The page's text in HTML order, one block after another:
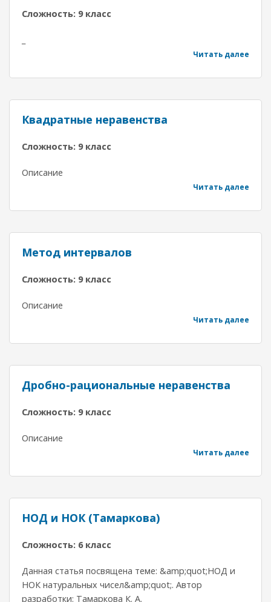
Сложность: 9 класс
Читать далее
Квадратные неравенства
Сложность: 9 класс
Описание
Читать далее
Метод интервалов
Сложность: 9 класс
Описание
Читать далее
Дробно-рациональные неравенства
Сложность: 9 класс
Описание
Читать далее
НОД и НОК (Тамаркова)
Сложность: 6 класс
Данная статья посвящена теме: &amp;quot;НОД и
НОК натуральных чисел&amp;quot;. Автор
разработки: Тамаркова К. А.